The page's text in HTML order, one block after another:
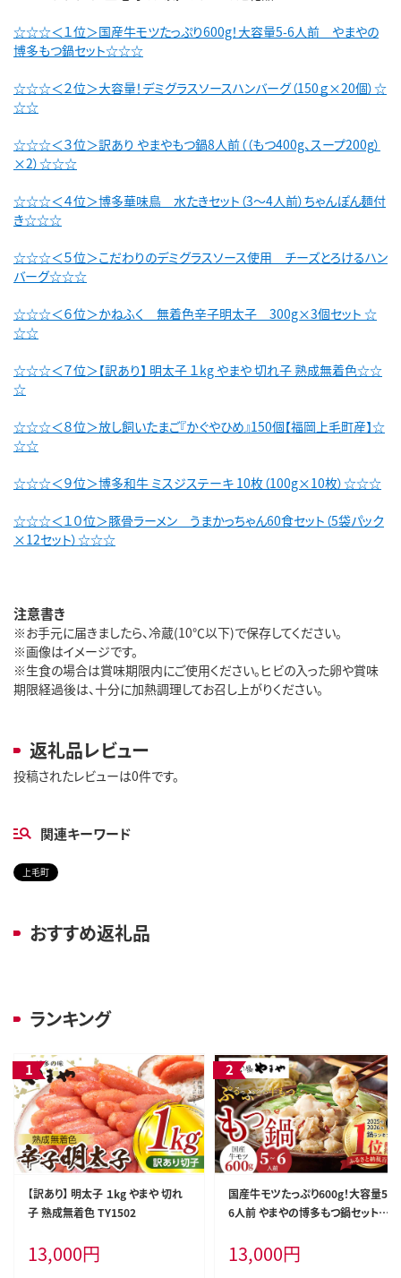
☆☆☆＜１位＞国産牛モツたっぷり600g！大容量5-6人前 やまやの
博多もつ鍋セット☆☆☆
☆☆☆＜２位＞大容量！デミグラスソースハンバーグ（150ｇ×20個）☆
☆☆
☆☆☆＜３位＞訳あり やまやもつ鍋8人前（（もつ400g、スープ200g）
×2）☆☆☆
☆☆☆＜４位＞博多華味鳥 水たきセット（3～4人前）ちゃんぽん麺付
き☆☆☆
☆☆☆＜５位＞こだわりのデミグラスソース使用 チーズとろけるハン
バーグ☆☆☆
☆☆☆＜６位＞かねふく 無着色辛子明太子 300g×3個セット ☆
☆☆
☆☆☆＜７位＞【訳あり】 明太子 １kg やまや 切れ子 熟成無着色☆☆
☆
☆☆☆＜８位＞放し飼いたまご『かぐやひめ』150個【福岡上毛町産】☆
☆☆
☆☆☆＜９位＞博多和牛 ミスジステーキ 10枚（100g×10枚）☆☆☆
☆☆☆＜１０位＞豚骨ラーメン うまかっちゃん60食セット（5袋パック
×12セット）☆☆☆
注意書き
※お手元に届きましたら、冷蔵(10℃以下)で保存してください。
※画像はイメージです。
※生食の場合は賞味期限内にご使用ください。ヒビの入った卵や賞味
期限経過後は、十分に加熱調理してお召し上がりください。
返礼品レビュー
投稿されたレビューは0件です。
関連キーワード
上毛町
おすすめ返礼品
ランキング
【訳あり】 明太子 １kg やまや 切れ
子 熟成無着色 TY1502
13,000円
国産牛モツたっぷり600g！大容量5-
6人前 やまやの博多もつ鍋セット T
13,000円